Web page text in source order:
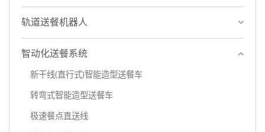
轨道送餐机器人
智动化送餐系统
新干线(直行式)智能造型送餐车
转弯式智能造型送餐车
极速餐点直送线